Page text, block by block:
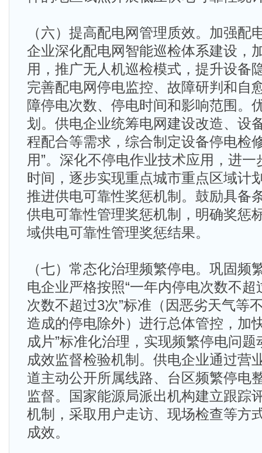
（六）提高配电网管理质效。加强配
企业深化配电网智能巡检体系建设，
用，推广无人机巡检模式，提升设备
完善配电网停电监控、故障研判和自
障停电次数、停电时间和影响范围。
划。供电企业统筹电网建设改造、设
程配合等需求，综合制定设备停电检
用”。深化不停电作业技术应用，进
时间，逐步实现重点城市重点区域计
推进供电可靠性奖惩机制。鼓励具备
供电可靠性管理奖惩机制，明确奖惩
域供电可靠性管理奖惩结果。
（七）常态化治理频繁停电。巩固频
电企业严格按照“一年内停电次数不超
次数不超过3次”标准（因恶劣天气等
造成的停电除外）进行总体管控，加
成片”标准化治理，实现频繁停电问
成效监督检验机制。供电企业通过营
道主动公开所属线路、台区频繁停电
监督。国家能源局派出机构建立跟踪
机制，采取用户走访、现场检查等方
成效。